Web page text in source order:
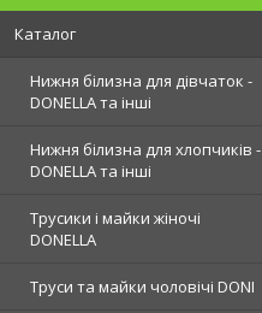
Каталог
Нижня білизна для дівчаток -
DONELLA та інші
Нижня білизна для хлопчиків -
DONELLA та інші
Трусики і майки жіночі
DONELLA
Труси та майки чоловічі DONI